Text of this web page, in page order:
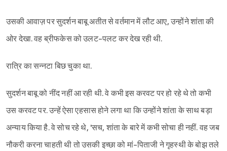
उसकी आवाज़ पर सुदर्शन बाबू अतीत से वर्तमान में लौट आए, उन्होंने शांता की
ओर देखा. वह ब्रीफकेस को उलट-पलट कर देख रही थी.
रात्रि का सन्नटा बिछ चुका था.
सुदर्शन बाबू को नींद नहीं आ रही थी. वे कभी इस करवट पर हो रहे थे तो कभी
उस करवट पर. उन्हें ऐसा एहसास होने लगा था कि उन्होंने शांता के साथ बड़ा
अन्याय किया है. वे सोच रहे थे, 'सच, शांता के बारे में कभी सोचा ही नहीं. वह जब
नौकरी करना चाहती थी तो उसकी इच्छा को मां-पिताजी ने गृहस्थी के बोझ तले